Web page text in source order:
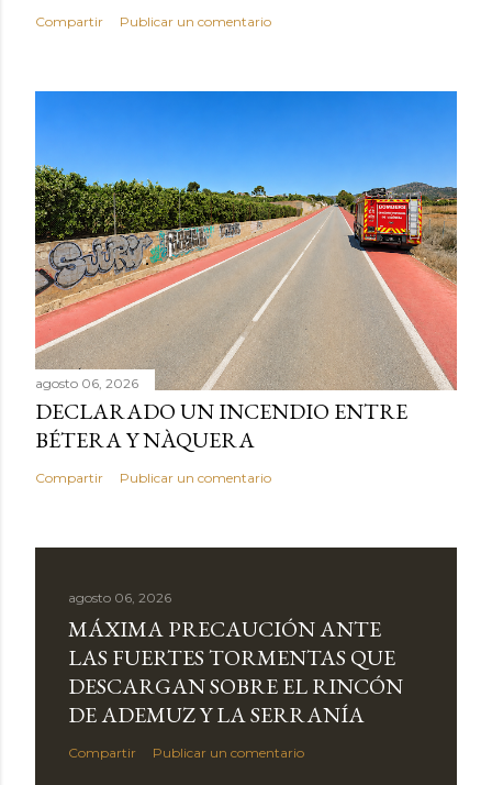
Compartir Publicar un comentario
agosto 06, 2026
DECLARADO UN INCENDIO ENTRE
BÉTERA Y NÀQUERA
Compartir Publicar un comentario
agosto 06, 2026
MÁXIMA PRECAUCIÓN ANTE
LAS FUERTES TORMENTAS QUE
DESCARGAN SOBRE EL RINCÓN
DE ADEMUZ Y LA SERRANÍA
Compartir Publicar un comentario